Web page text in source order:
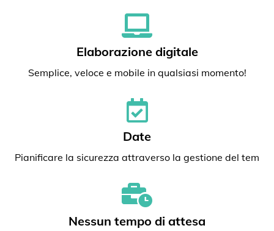
Elaborazione digitale
Semplice, veloce e mobile in qualsiasi momento!
Date
Pianificare la sicurezza attraverso la gestione del tem
Nessun tempo di attesa